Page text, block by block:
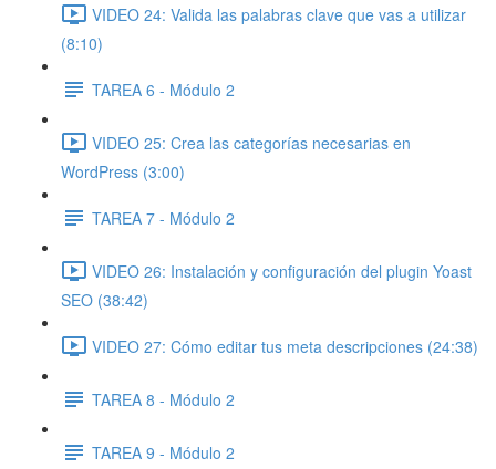
VIDEO 24: Valida las palabras clave que vas a utilizar
(8:10)
TAREA 6 - Módulo 2
VIDEO 25: Crea las categorías necesarias en
WordPress (3:00)
TAREA 7 - Módulo 2
VIDEO 26: Instalación y configuración del plugin Yoast
SEO (38:42)
VIDEO 27: Cómo editar tus meta descripciones (24:38)
TAREA 8 - Módulo 2
TAREA 9 - Módulo 2